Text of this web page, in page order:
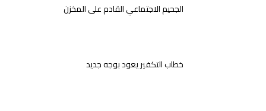
الجحيم الاجتماعي القادم على المخزن
خطاب التكفير يعود بوجه جديد